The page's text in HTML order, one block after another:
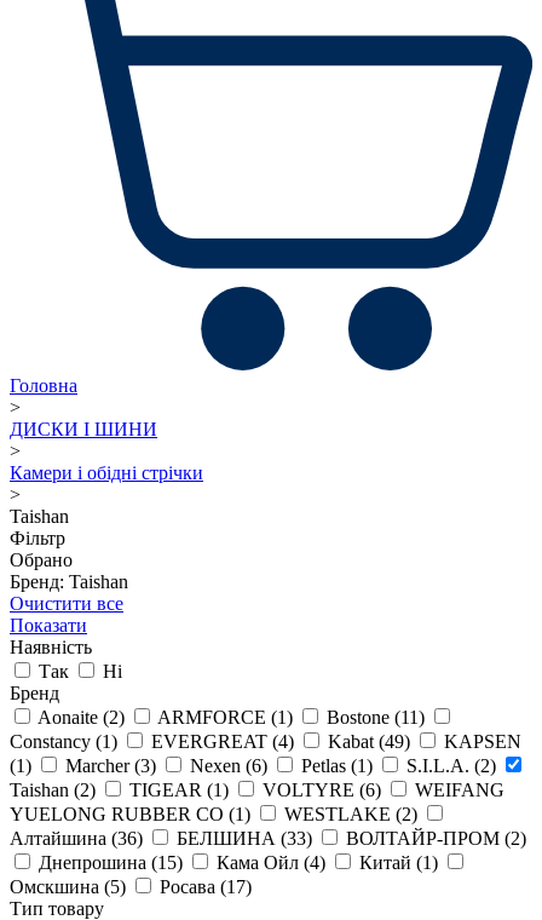
Головна
>
ДИСКИ І ШИНИ
>
Камери і обідні стрічки
>
Taishan
Фільтр
Обрано
Бренд: Taishan
Очистити все
Показати
Наявність
Так
Ні
Бренд
Aonaite (2) ARMFORCE (1) Bostone (11)
Constancy (1) EVERGREAT (4) Kabat (49)
KAPSEN
(1)
Marcher(3) Nexen (6) Petlas (1) S.I.L.A. (2)
Taishan (2) TIGEAR (1) VOLTYRE (6)
WEIFANG
YUELONG RUBBER CO (1) WESTLAKE (2)
Алтайшина (36) БЕЛШИНА (33) ВОЛТАЙР-ПРОМ (2)
Днепрошина (15) Кама Ойл (4) Китай (1)
Омскшина (5) Росава (17)
Тип товару